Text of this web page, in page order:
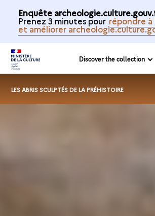
Enquête
Prenez 3 minutes pour répondre
et améliorer
Discover the collection
LES ABRIS SCULPTÉS DE LA PRÉHISTOIRE